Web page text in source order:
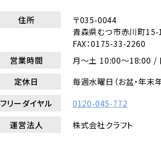
住所
〒035-0044
青森県むつ市赤川町15-
FAX：0175-33-2260
営業時間
月～土 10:00～18:00 /
定休日
毎週水曜日（お盆・年末
フリーダイヤル
0120-045-772
運営法人
株式会社クラフト